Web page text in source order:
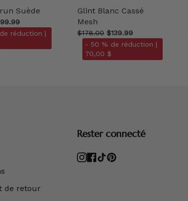
Suède
réduction |
Glint Blanc Cassé
Mesh
$178.00 $139.99
- 50 % de réduction |
70,00 $
de retour
Rester connecté
Instagram
Facebook
TikTokPinterest